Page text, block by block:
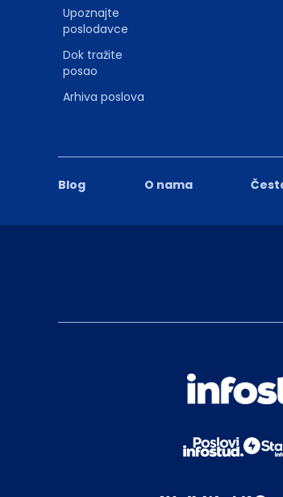
Blog O nama
Upoznajte
poslodavce
Dok tražite
posao
Arhiva poslova